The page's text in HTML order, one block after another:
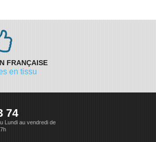
FRANÇAISE
en tissu
74
Lundi au vendredi de